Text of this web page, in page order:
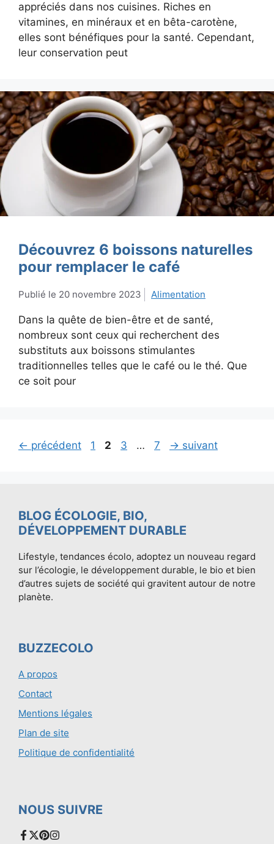
appréciés dans nos cuisines. Riches en
vitamines, en minéraux et en bêta-carotène,
elles sont bénéfiques pour la santé. Cependant,
leur conservation peut
Découvrez 6 boissons naturelles
pour remplacer le café
20 novembre 2023 Alimentation
Dans la quête de bien-être et de santé,
nombreux sont ceux qui recherchent des
substituts aux boissons stimulantes
traditionnelles telles que le café ou le thé. Que
ce soit pour
← précédent Page
1 Page
2 Page
3 … Page
7 → suivant
BLOG ÉCOLOGIE, BIO,
DÉVELOPPEMENT DURABLE
Lifestyle, tendances écolo, adoptez un nouveau regard
sur l’écologie, le développement durable, le bio et bien
d’autres sujets de société qui gravitent autour de notre
planète.
BUZZECOLO
A propos
Contact
Mentions légales
Plan de site
Politique de confidentialité
NOUS SUIVRE